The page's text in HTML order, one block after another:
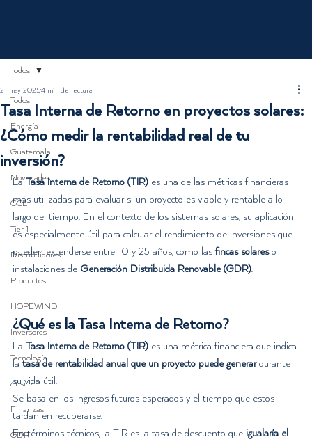
Todos
Energía
Guatemala
Novedades
GCL
Tier 1
Distribuidores
Productos
HOPEWIND
Inversores
Tecnología
¿Y si...?
Finanzas
GDR
Todos
Tasa Interna de Retorno en proyectos solares:
¿Cómo medir la rentabilidad real de tu
inversión?
21 may 20254 min de lectura
La Tasa Interna de Retorno (TIR) es una de las métricas financieras
más utilizadas para evaluar si un proyecto es viable y rentable a lo
largo del tiempo. En el contexto de los sistemas solares, su aplicación
es especialmente útil para calcular el rendimiento de inversiones que
pueden extenderse entre 10 y 25 años, como las fincas solares o
instalaciones de Generación Distribuida Renovable (GDR).
¿Qué es la Tasa Interna de Retorno?
La Tasa Interna de Retorno (TIR) es una métrica financiera que indica
la tasa de rentabilidad anual que un proyecto puede generar durante
su vida útil.
Se basa en los ingresos futuros esperados y el tiempo que estos
tardan en recuperarse.
En términos técnicos, la TIR es la tasa de descuento que igualaría el